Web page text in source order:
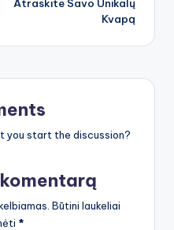
Atraskite Savo Unikalų
Kvapą
you start the discussion?
Būtini laukeliai
*